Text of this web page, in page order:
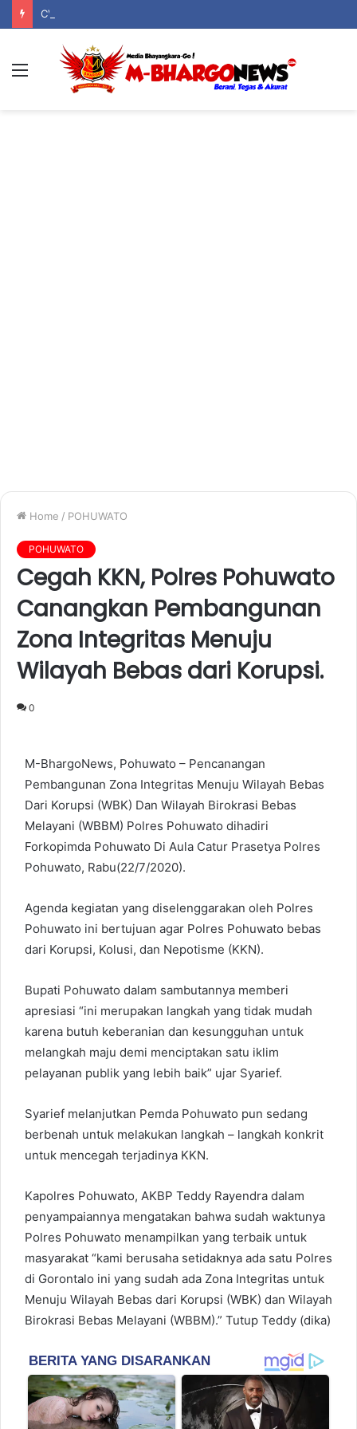
Home / POHUWATO
POHUWATO
Cegah KKN, Polres Pohuwato
Canangkan Pembangunan
Zona Integritas Menuju
Wilayah Bebas dari Korupsi.
0
M-BhargoNews, Pohuwato – Pencanangan
Pembangunan Zona Integritas Menuju Wilayah Bebas
Dari Korupsi (WBK) Dan Wilayah Birokrasi Bebas
Melayani (WBBM) Polres Pohuwato dihadiri
Forkopimda Pohuwato Di Aula Catur Prasetya Polres
Pohuwato, Rabu(22/7/2020).
Agenda kegiatan yang diselenggarakan oleh Polres
Pohuwato ini bertujuan agar Polres Pohuwato bebas
dari Korupsi, Kolusi, dan Nepotisme (KKN).
Bupati Pohuwato dalam sambutannya memberi
apresiasi “ini merupakan langkah yang tidak mudah
karena butuh keberanian dan kesungguhan untuk
melangkah maju demi menciptakan satu iklim
pelayanan publik yang lebih baik” ujar Syarief.
Syarief melanjutkan Pemda Pohuwato pun sedang
berbenah untuk melakukan langkah – langkah konkrit
untuk mencegah terjadinya KKN.
Kapolres Pohuwato, AKBP Teddy Rayendra dalam
penyampaiannya mengatakan bahwa sudah waktunya
Polres Pohuwato menampilkan yang terbaik untuk
masyarakat “kami berusaha setidaknya ada satu Polres
di Gorontalo ini yang sudah ada Zona Integritas untuk
Menuju Wilayah Bebas dari Korupsi (WBK) dan Wilayah
Birokrasi Bebas Melayani (WBBM).” Tutup Teddy (dika)